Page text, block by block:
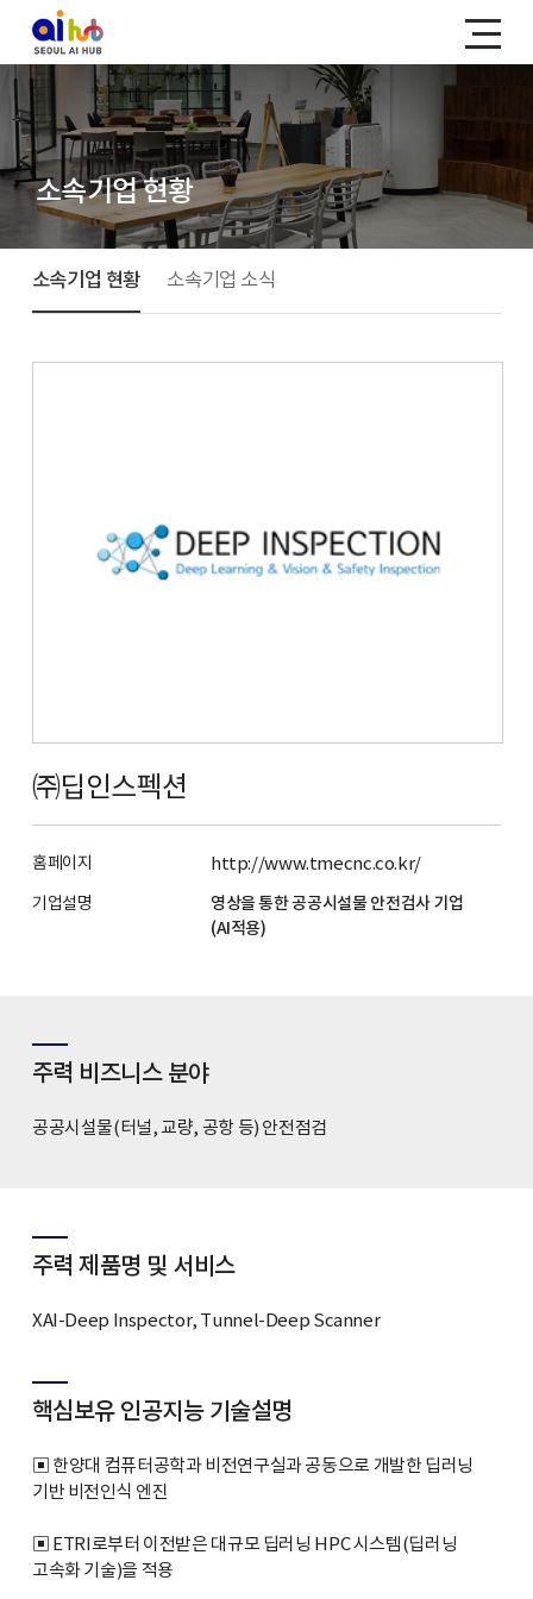
소속기업 현황
소속기업 현황 소속기업 소식
㈜딥인스펙션
홈페이지 http://www.tmecnc.co.kr/
기업설명
영상을 통한 공공시설물 안전검사 기업
(AI적용)
주력 비즈니스 분야
공공시설물(터널, 교량, 공항 등) 안전점검
주력 제품명 및 서비스
XAI-Deep Inspector, Tunnel-Deep Scanner
핵심보유 인공지능 기술설명
▣ 한양대 컴퓨터공학과 비전연구실과 공동으로 개발한 딥러닝
기반 비전인식 엔진
▣ ETRI로부터 이전받은 대규모 딥러닝 HPC 시스템(딥러닝
고속화 기술)을 적용